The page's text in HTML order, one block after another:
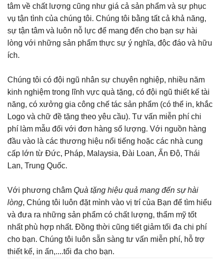
tâm về chất lượng cũng như giá cả sản phẩm và sự phục
vụ tận tình của chúng tôi. Chúng tôi bằng tất cả khả năng,
sự tận tâm và luôn nỗ lực để mang đến cho bạn sự hài
lòng với những sản phẩm thực sự ý nghĩa, độc đáo và hữu
ích.
Chúng tôi có đội ngũ nhân sự chuyên nghiệp, nhiều năm
kinh nghiệm trong lĩnh vực quà tặng, có đội ngũ thiết kế tài
năng, có xưởng gia công chế tác sản phẩm (có thể in, khắc
Logo và chữ đề tặng theo yêu cầu). Tư vấn miễn phí chi
phí làm mẫu đối với đơn hàng số lượng. Với nguồn hàng
đầu vào là các thương hiệu nổi tiếng hoặc các nhà cung
cấp lớn từ Đức, Pháp, Malaysia, Đài Loan, Ấn Độ, Thái
Lan, Trung Quốc.
Với phương châm Quà tặng hiệu quả mang đến sự hài
lòng, Chúng tôi luôn đặt mình vào vị trí của Bạn để tìm hiểu
và đưa ra những sản phẩm có chất lượng, thẩm mỹ tốt
nhất phù hợp nhất. Đồng thời cũng tiết giảm tối đa chi phí
cho bạn. Chúng tôi luôn sẵn sàng tư vấn miễn phí, hỗ trợ
thiết kế, in ấn,....tối đa cho bạn.